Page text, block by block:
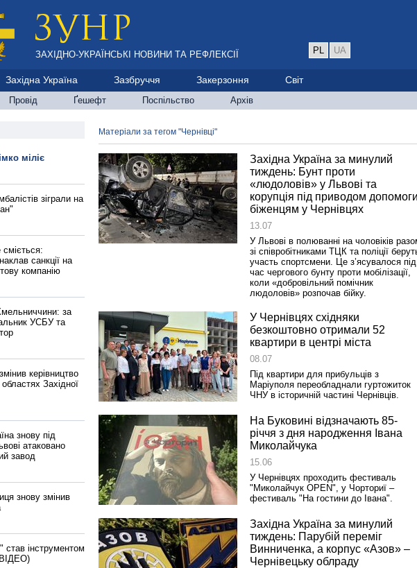
ЗАХІДНО-УКРАЇНСЬКІ НОВИНИ ТА РЕФЛЕКСІЇ PL UA
Західна Україна Зазбруччя Закерзоння Світ
Провід Ґешефт Поспільство Архів
міліє
зіграли на
санкції на
компанію
за
УСБУ та
керівництво
Західної
знову під
атаковано
завод
знову змінив
інструментом
Матеріали за тегом "Чернівці"
Західна Україна за минулий
тиждень: Бунт проти
«людоловів» у Львові та
корупція під приводом допомоги
біженцям у Чернівцях
13.07
У Львові в полюванні на чоловіків
зі співробітниками ТЦК та поліції
участь спортсмени. Це з’ясувалося під
час чергового бунту проти мобілізації,
коли «добровільний помічник
людоловів» розпочав бійку.
У Чернівцях східняки
безкоштовно отримали 52
квартири в центрі міста
08.07
Під квартири для прибульців з
Маріуполя переобладнали гуртожиток
ЧНУ в історичній частині Чернівців.
На Буковині відзначають 85-
річчя з дня народження Івана
Миколайчука
15.06
У Чернівцях проходить фестиваль
"Миколайчук OPEN", у Чорториї –
фестиваль "На гостини до Івана".
Західна Україна за минулий
тиждень: Парубій переміг
Винниченка, а корпус «Азов» –
Чернівецьку облраду